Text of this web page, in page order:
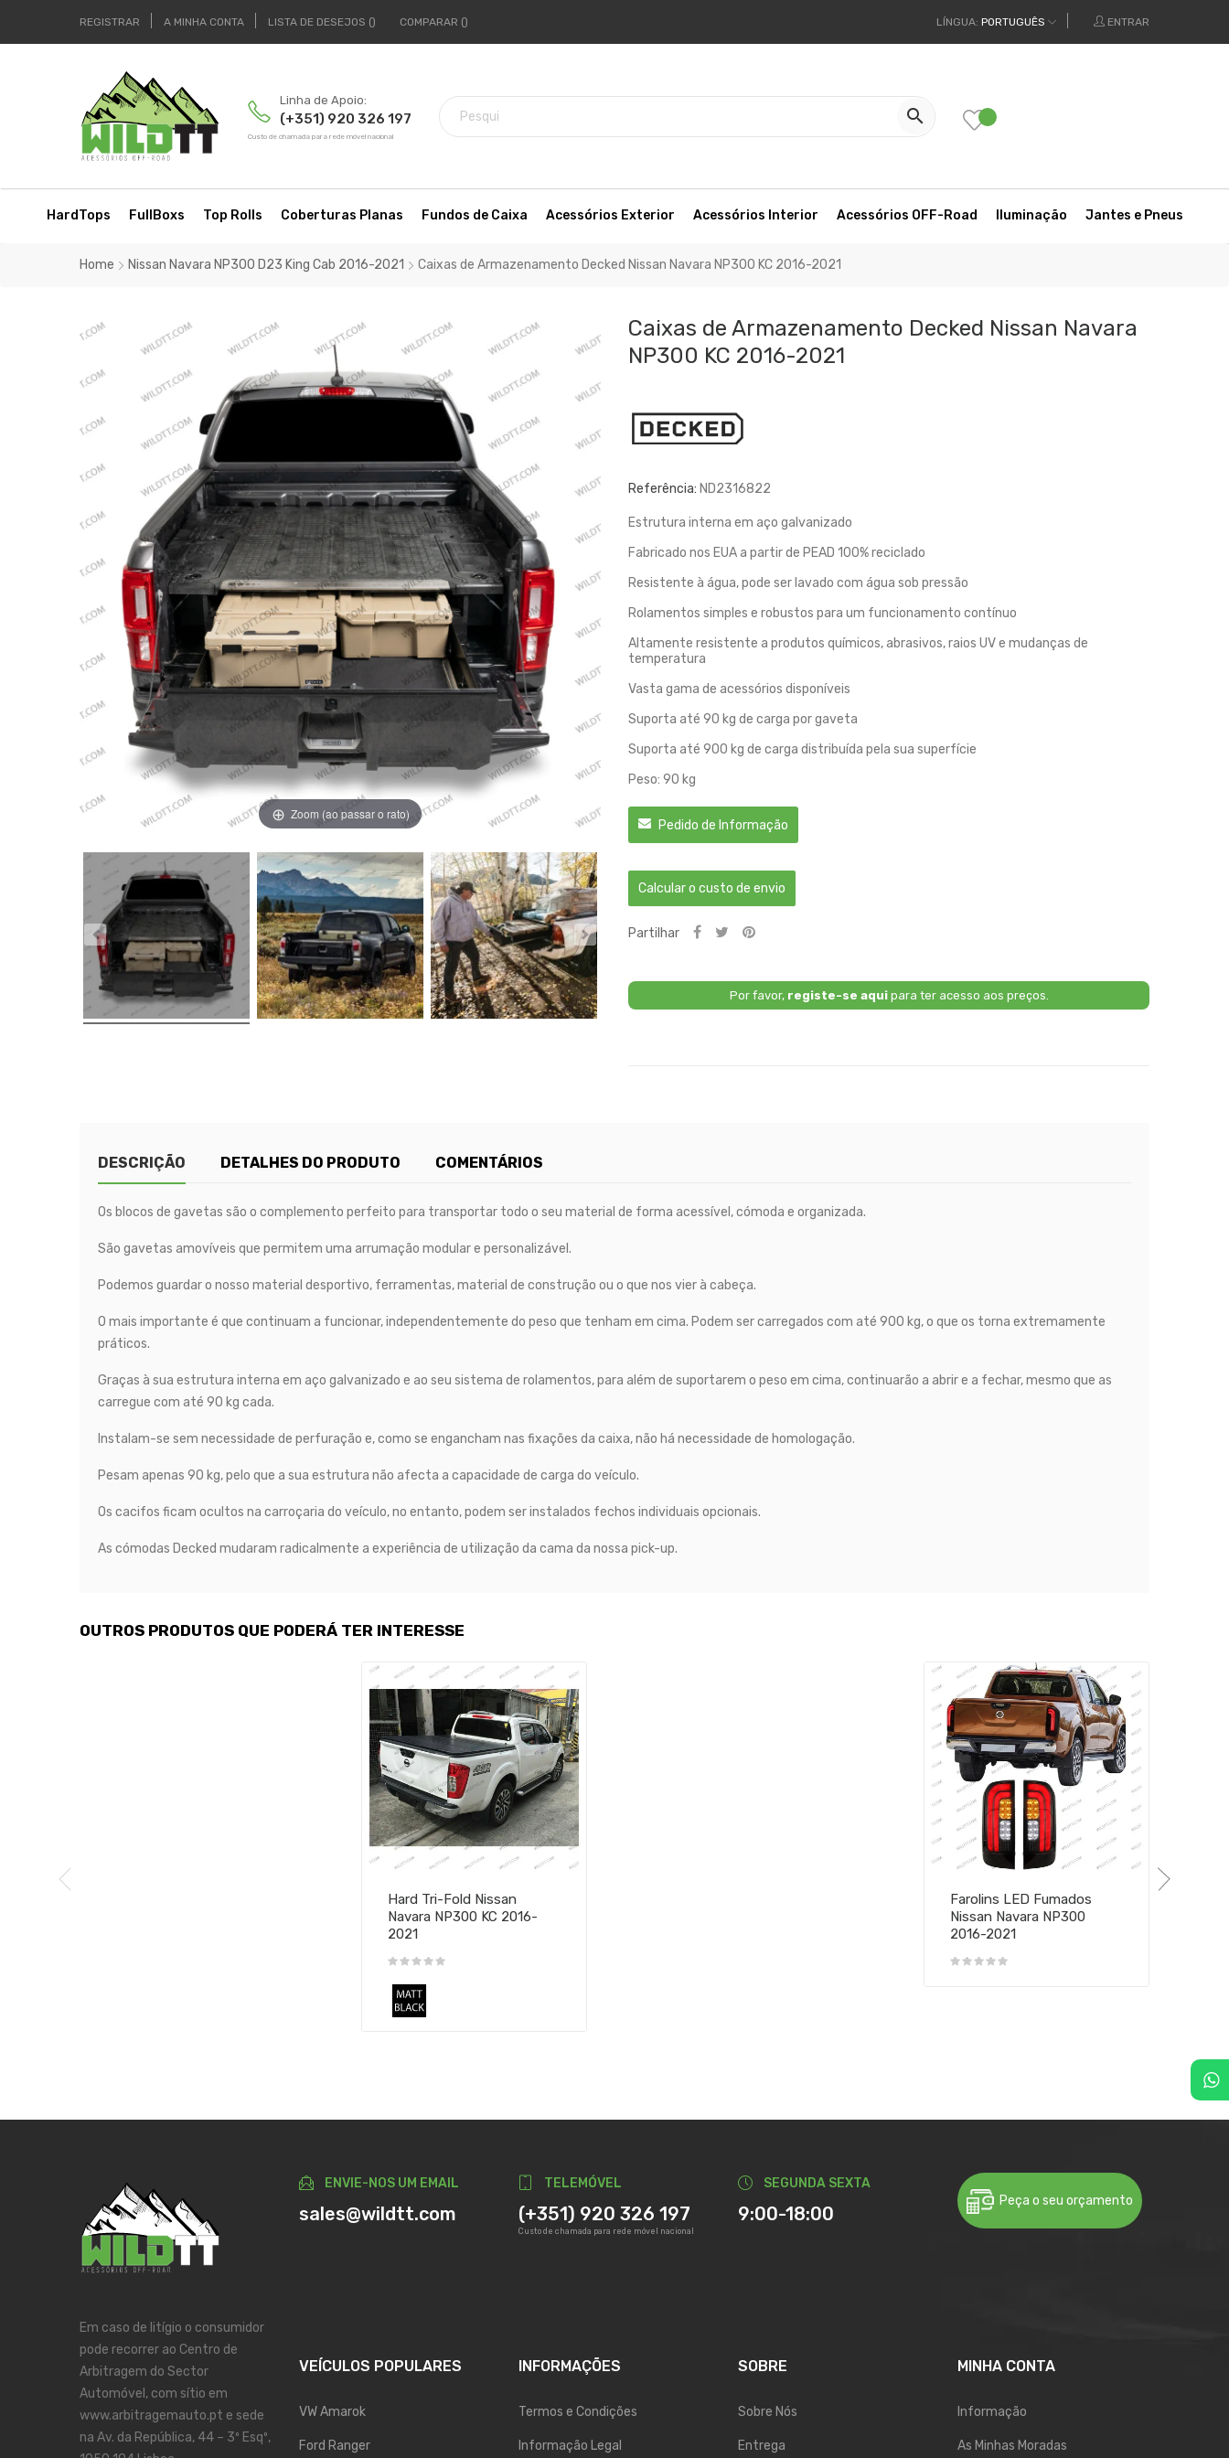
REGISTRAR A MINHA CONTA LISTA DE DESEJOS COMPARAR LÍNGUA: PORTUGUÊS ENTRAR
Linha de Apoio:
(+351) 920 326 197
Custo de chamada para rede móvel nacional

HardTops FullBoxs Top Rolls Coberturas Planas Fundos de Caixa Acessórios Exterior Acessórios Interior Acessórios OFF-Road Iluminação Jantes e Pneus
Home Nissan Navara NP300 D23 King Cab 2016-2021 Caixas de Armazenamento Decked Nissan Navara NP300 KC 2016-2021
Zoom (ao passar o rato)
Caixas de Armazenamento Decked Nissan Navara
NP300 KC 2016-2021
Referência: ND2316822
Estrutura interna em aço galvanizado
Fabricado nos EUA a partir de PEAD 100% reciclado
Resistente à água, pode ser lavado com água sob pressão
Rolamentos simples e robustos para um funcionamento contínuo
Altamente resistente a produtos químicos, abrasivos, raios UV e mudanças de
temperatura
Vasta gama de acessórios disponíveis
Suporta até 90 kg de carga por gaveta
Suporta até 900 kg de carga distribuída pela sua superfície
Peso: 90 kg
Pedido de Informação
Calcular o custo de envio
Partilhar
Por favor, registe-se aquipara ter acesso aos preços.
DESCRIÇÃO DETALHES DO PRODUTO COMENTÁRIOS
Os blocos de gavetas são o complemento perfeito para transportar todo o seu material de forma acessível, cómoda e organizada.
São gavetas amovíveis que permitem uma arrumação modular e personalizável.
Podemos guardar o nosso material desportivo, ferramentas, material de construção ou o que nos vier à cabeça.
O mais importante é que continuam a funcionar, independentemente do peso que tenham em cima. Podem ser carregados com até 900 kg, o que os torna extremamente
práticos.
Graças à sua estrutura interna em aço galvanizado e ao seu sistema de rolamentos, para além de suportarem o peso em cima, continuarão a abrir e a fechar, mesmo que as
carregue com até 90 kg cada.
Instalam-se sem necessidade de perfuração e, como se engancham nas fixações da caixa, não há necessidade de homologação.
Pesam apenas 90 kg, pelo que a sua estrutura não afecta a capacidade de carga do veículo.
Os cacifos ficam ocultos na carroçaria do veículo, no entanto, podem ser instalados fechos individuais opcionais.
As cómodas Decked mudaram radicalmente a experiência de utilização da cama da nossa pick-up.
OUTROS PRODUTOS QUE PODERÁ TER INTERESSE
Hard Tri-Fold Nissan
Navara NP300 KC 2016-
2021
Farolins LED Fumados
Nissan Navara NP300
2016-2021
ENVIE-NOS UM EMAIL
sales@wildtt.com
TELEMÓVEL
(+351) 920 326 197
Custo de chamada para rede móvel nacional
SEGUNDA SEXTA
9:00-18:00
Peça o seu orçamento
Em caso de litígio o consumidor
pode recorrer ao Centro de
Arbitragem do Sector
Automóvel, com sítio em
www.arbitragemauto.pt e sede
na Av. da República, 44 – 3º Esqº,
VEÍCULOS POPULARES
VW Amarok
Ford Ranger
INFORMAÇÕES
Termos e Condições
Informação Legal
SOBRE
Sobre Nós
Entrega
MINHA CONTA
Informação
As Minhas Moradas